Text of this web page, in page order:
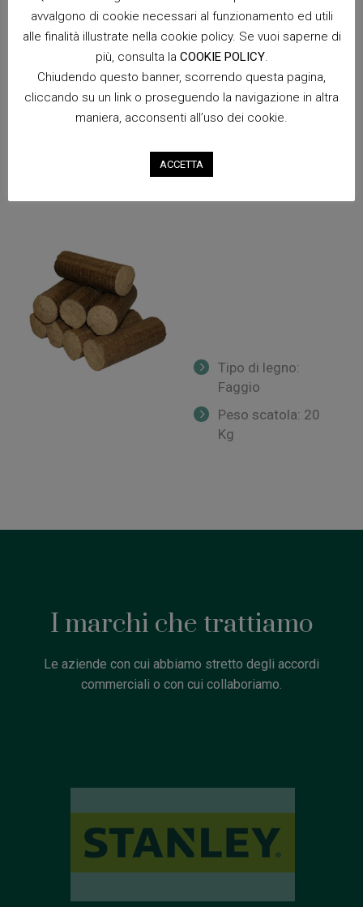
Tipo di legno:
Carpino
Provenienza:
Europa
Lunghezza: 25-33
Tipo di legno:
Faggio
Peso scatola: 20
Kg
I marchi che trattiamo
Le aziende con cui abbiamo stretto degli accordi
commerciali o con cui collaboriamo.
avvalgono di cookie necessari al funzionamento ed utili
alle finalità illustrate nella cookie policy. Se vuoi saperne di
più, consulta la COOKIE POLICY.
Chiudendo questo banner, scorrendo questa pagina,
cliccando su un link o proseguendo la navigazione in altra
maniera, acconsenti all’uso dei cookie.
ACCETTA